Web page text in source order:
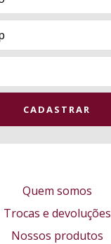
Quem somos
Trocas e devoluções
Nossos produtos